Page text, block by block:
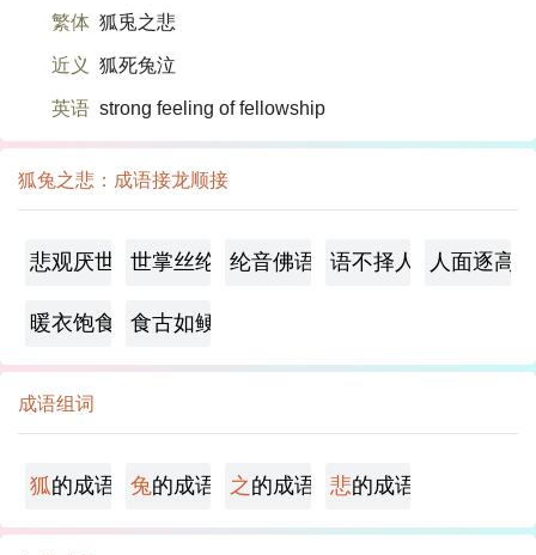
繁体 狐兎之悲
近义 狐死兔泣
英语 strong feeling of fellowship
狐兔之悲：成语接龙顺接
悲观厌世 世掌丝纶 纶音佛语 语不择人 人面逐高
暖衣饱食 食古如鲠
成语组词
狐的成语 兔的成语 之 的成语 悲的成语